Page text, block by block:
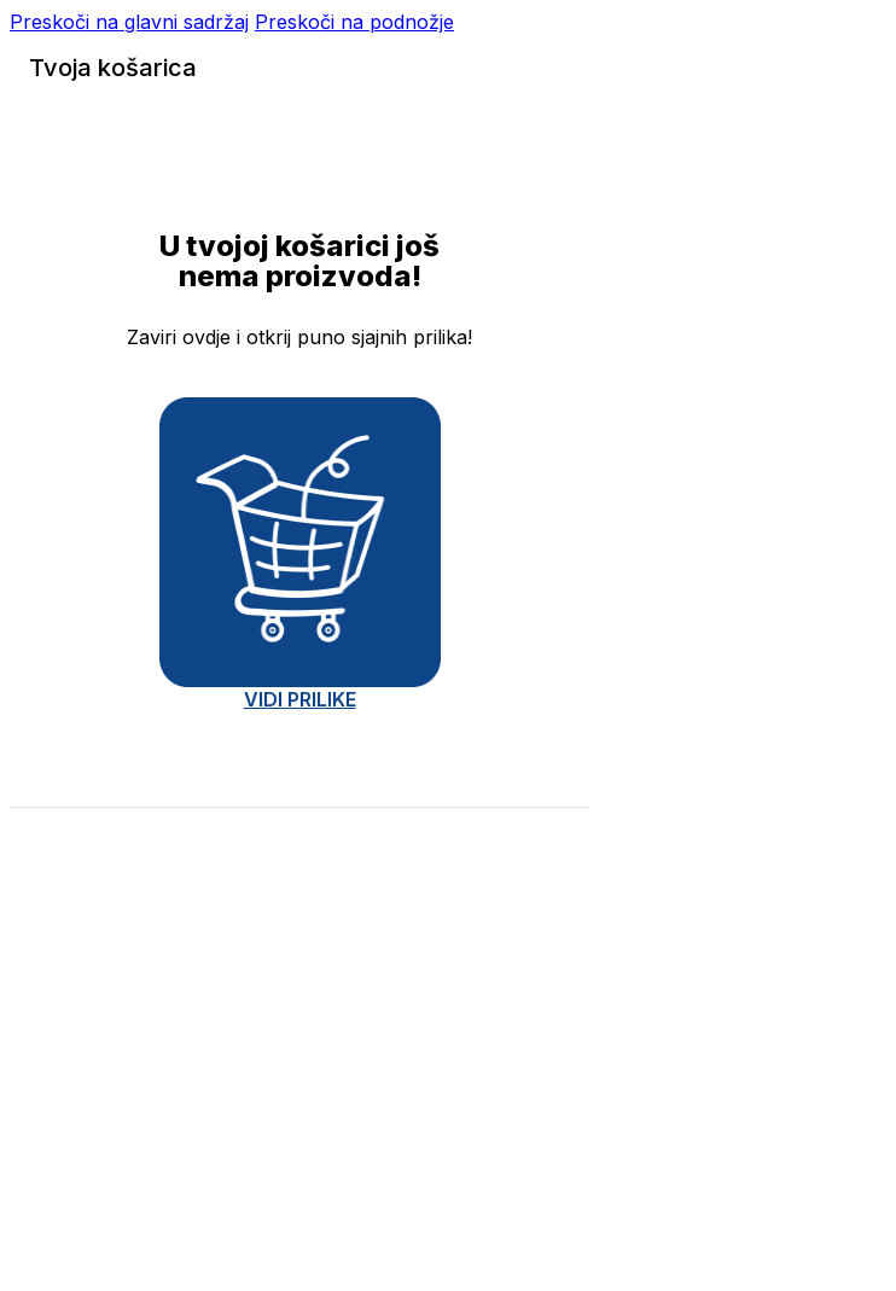
Preskoči na glavni sadržaj Preskoči na podnožje
Tvoja košarica
U tvojoj košarici još
nema proizvoda!
Zaviri ovdje i otkrij puno sjajnih prilika!
VIDI PRILIKE